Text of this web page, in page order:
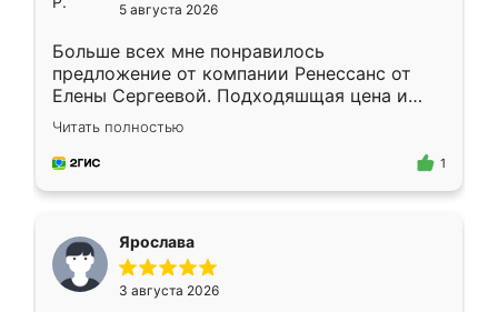
5 августа 2026
Больше всех мне понравилось
предложение от компании Ренессанс от
Елены Сергеевой. Подходяшщая цена и
короткие сроки изготовления. Приехавший
для замера сотрудник Владислав
предложил по моему эскизу самый
Читать полностью
1
Ярослава
3 августа 2026